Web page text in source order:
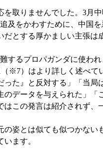
取りませんでした。3月
及をかわすために、中国
とする厚かましい主張は
するプロパガンダに使わ
※7）はより詳しく述べて
た』と反対する」「当局
データを与えられた」「
この発言は紹介されず、
姿とは似ても似つかない
ます。